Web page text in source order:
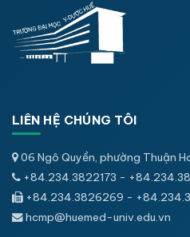
LIÊN HỆ CHÚNG TÔI
06 Ngô Quyền, phường Thuận
+84.234.3822173 -
+84.234.3826269 -
hcmp@huemed-univ.edu.vn